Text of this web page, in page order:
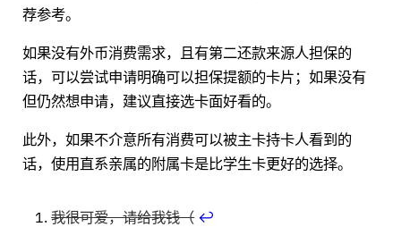
荐参考。
如果没有外币消费需求，且有第二还款来源人担保的
话，可以尝试申请明确可以担保提额的卡片；如果没有
但仍然想申请，建议直接选卡面好看的。
此外，如果不介意所有消费可以被主卡持卡人看到的
话，使用直系亲属的附属卡是比学生卡更好的选择。
我很可爱，请给我钱（ ↩